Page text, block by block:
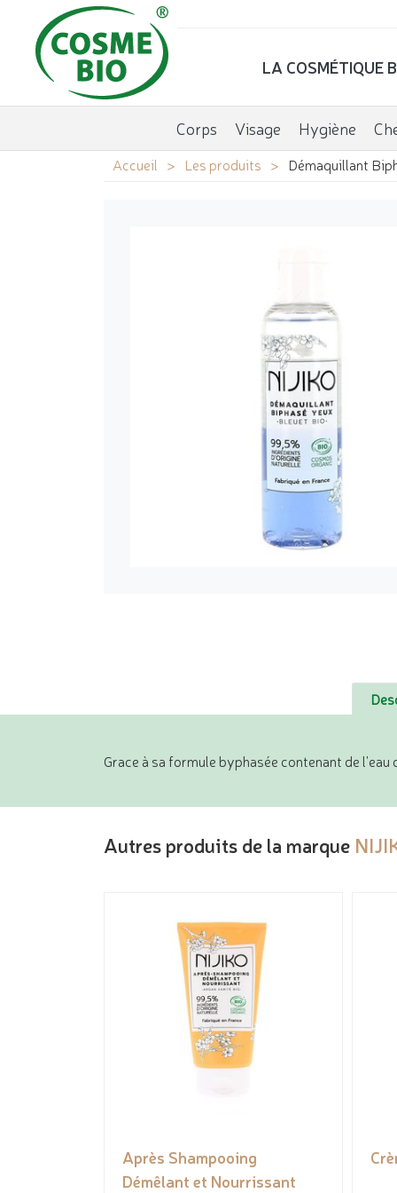
LA COSMÉTIQUE
Corps Visage Hygiène
Accueil Les produits Démaquillant
Grace à sa formule byphasée contenant de
Autres produits de la marque
Après Shampooing
Démêlant et Nourrissant